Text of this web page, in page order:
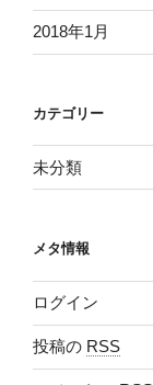
2018年1月
カテゴリー
未分類
メタ情報
ログイン
投稿の RSS